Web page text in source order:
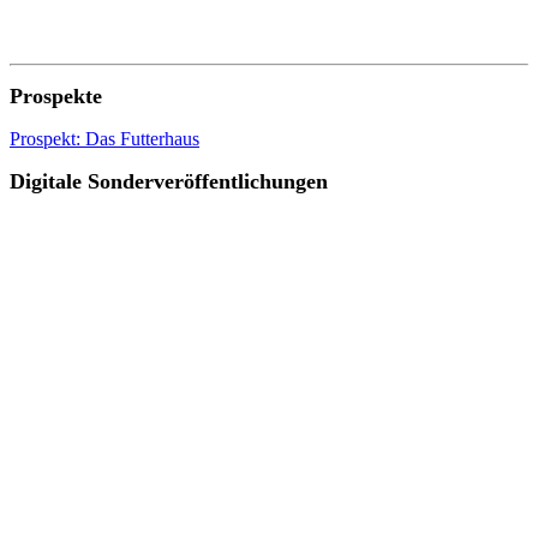
Prospekte
Prospekt: Das Futterhaus
Digitale Sonderveröffentlichungen